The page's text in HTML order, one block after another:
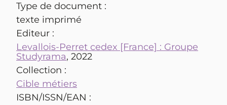
Type de document :
texte imprimé
Editeur :
Levallois-Perret cedex [France] : Groupe
Studyrama, 2022
Collection :
Cible métiers
ISBN/ISSN/EAN :